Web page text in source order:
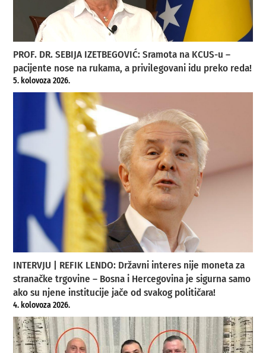
PROF. DR. SEBIJA IZETBEGOVIĆ: Sramota na KCUS-u –
pacijente nose na rukama, a privilegovani idu preko reda!
5. kolovoza 2026.
INTERVJU | REFIK LENDO: Državni interes nije moneta za
stranačke trgovine – Bosna i Hercegovina je sigurna samo
ako su njene institucije jače od svakog političara!
4. kolovoza 2026.